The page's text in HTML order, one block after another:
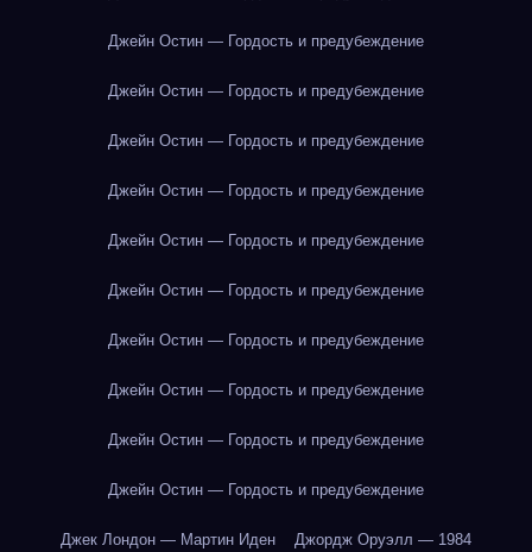
Джейн Остин — Гордость и предубеждение
Джейн Остин — Гордость и предубеждение
Джейн Остин — Гордость и предубеждение
Джейн Остин — Гордость и предубеждение
Джейн Остин — Гордость и предубеждение
Джейн Остин — Гордость и предубеждение
Джейн Остин — Гордость и предубеждение
Джейн Остин — Гордость и предубеждение
Джейн Остин — Гордость и предубеждение
Джейн Остин — Гордость и предубеждение
Джек Лондон — Мартин Иден Джордж Оруэлл — 1984